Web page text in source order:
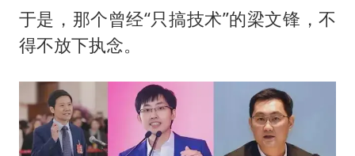
于是，那个曾经“只搞技术”的梁文锋，不
得不放下执念。